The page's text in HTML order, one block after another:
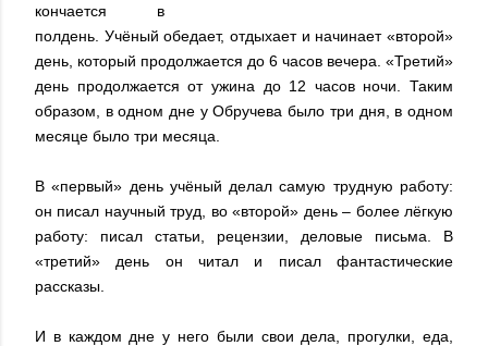
кончается в
полдень. Учёный обедает, отдыхает и начинает «второй»
день, который продолжается до 6 часов вечера. «Третий»
день продолжается от ужина до 12 часов ночи. Таким
образом, в одном дне у Обручева было три дня, в одном
месяце было три месяца.
В «первый» день учёный делал самую трудную работу:
он писал научный труд, во «второй» день – более лёгкую
работу: писал статьи, рецензии, деловые письма. В
«третий» день он читал и писал фантастические
рассказы.
И в каждом дне у него были свои дела, прогулки, еда,